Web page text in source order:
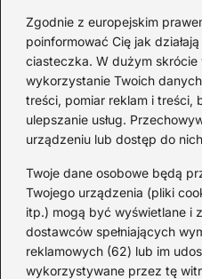
Zgodnie z europejskim
poinformować Cię jak
ciasteczka. W dużym
wykorzystanie Twoich
treści, pomiar reklam i treści,
ulepszanie usług.
urządzeniu lub dostęp do
Twoje dane osobowe będą
Twojego urządzenia (pliki
itp.) mogą być wyświetlane i
dostawców spełniających
reklamowych (62) lub im
wykorzystywane przez tę
Kto śpiewa
czy Rezerwat —
wersjach
Redakcja
JazzJuniors.pl to miejsce dla
animatorów i wszystkich,
więcej niż dźwięki – to
Szukasz inspiracji do